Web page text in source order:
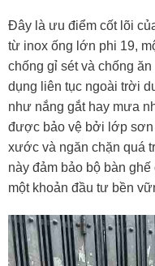
Đây là ưu điểm cốt lõi
từ inox ống lớn phi 19,
chống gỉ sét và chống
dụng liên tục ngoài trời
như nắng gắt hay mưa
được bảo vệ bởi lớp sơn
xước và ngăn chặn quá
này đảm bảo bộ bàn
một khoản đầu tư bền